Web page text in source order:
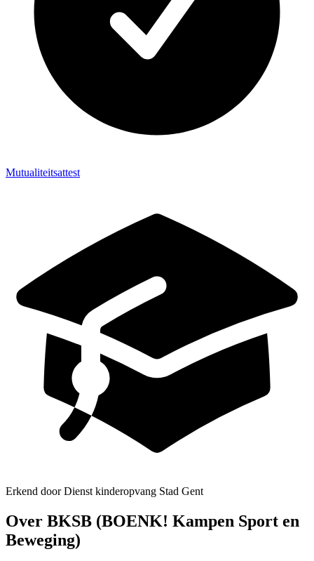
Mutualiteitsattest
Erkend door Dienst kinderopvang Stad Gent
Over BKSB (BOENK! Kampen Sport en
Beweging)